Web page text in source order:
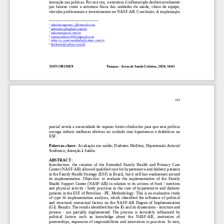
ISSN 1982 -8829                                       Tempus Actas de Saúde Coletiva, 2020; 14(4)
inovação nas práticas. Por sua vez, a estrutura é influenciada desfavoravelmente
por  fatores  como  a  estrutura  física  das  unidades  de  saúde,  clima  de  equipe,
vínculos profissionais e investimentos no NASF-AB. Conclusão: A implantação
1 adenilsongomes_@hotmail.com
2 petroniocarla@uol.com.br
3 educesse@uol.com.br
4 marianafarias1992@gmail.com
5 rebecca_soaresandrade@yahoo.com.br
6 beribeiro@yahoo.com.br
145
parcial revela a necessidade de superar fortes obstáculos para que esta política
consiga  induzir  melhoras  efetivas  no  cuidado  com  hipertensos  e  diabéticos  na
ESF.
Palavras-chave: Avaliação em saúde; Diabetes Mellitus; Hipertensão Arterial
Sistêmica; Atenção à Saúde.
ABSTRACT:
Introduction:  the  creation  of  the  Extended  Family  Health  and  Primary  Care
Center (NASF-AB) allowed qualified care for hypertensive and diabetic patients
in the Family Health Strategy (ESF) in Brazil, but it still has weaknesses around
its  implementation.  Objective:  to  evaluate  the  implementation  of  the  Family
Health Support Center (NASF-AB) in relation to its actions of food / nutrition
and  physical  activity  /  body  practices  in  the  care  of  hypertensive  and  diabetic
patients in the ESF of Petrolina - PE. Methodology: This is an evaluative study
of  type  1b  implementation  analysis,  which  identified  the  influence  of  political
and  structural  contextual  factors  on  the  NASF-AB  Degree  of  Implementation
(GI). Results: The results identified that the IG and its dimensions - structure and
process - are  partially  implemented.  The  process  is  favorably  influenced  by
political   factors   such   as   knowledge   about   the   NASF-AB,   institution   of
partnerships, expansion of responsibilities and innovation in practices. In turn,